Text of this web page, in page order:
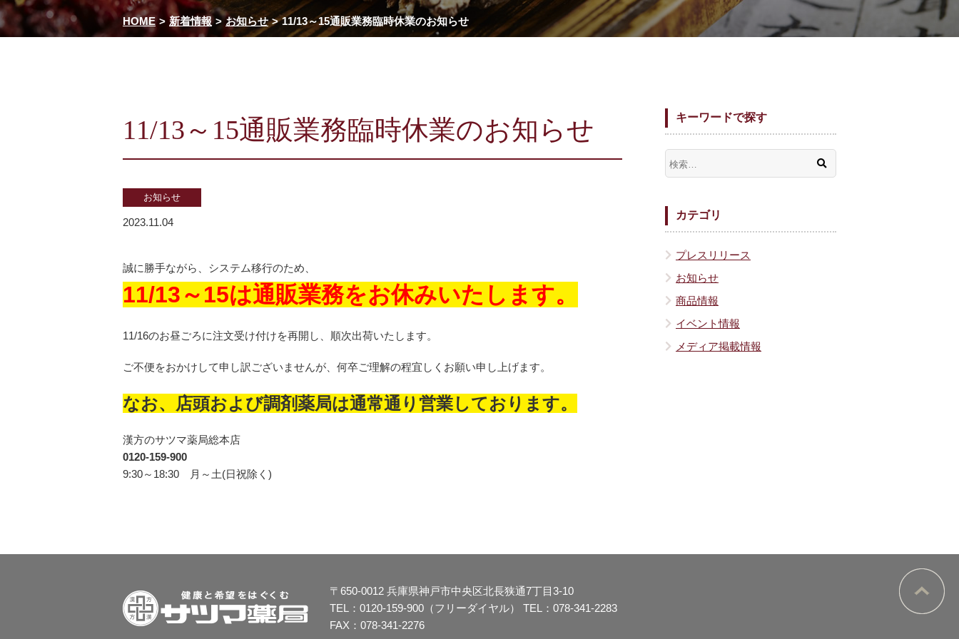
HOME 新着情報 お知らせ 11/13～15通販業務臨時休業のお知らせ
11/13～15通販業務臨時休業のお知らせ
お知らせ
2023.11.04
誠に勝手ながら、システム移行のため、
11/13～15は通販業務をお休みいたします。
11/16のお昼ごろに注文受け付けを再開し、順次出荷いたします。
ご不便をおかけして申し訳ございませんが、何卒ご理解の程宜しくお願い申し上げます。
なお、店頭および調剤薬局は通常通り営業しております。
漢方のサツマ薬局総本店
0120-159-900
9:30～18:30 月～土(日祝除く)
キーワードで探す
カテゴリ
プレスリリース
お知らせ
商品情報
イベント情報
メディア掲載情報
〒650-0012 兵庫県神戸市中央区北長狭通7丁目3-10
TEL： 0120-159-900（フリーダイヤル） TEL： 078-341-2283
FAX：078-341-2276